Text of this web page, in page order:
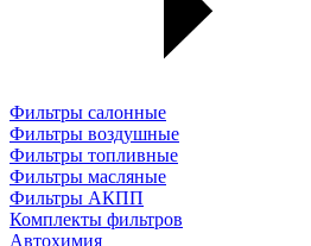
Фильтры салонные
Фильтры воздушные
Фильтры топливные
Фильтры масляные
Фильтры АКПП
Комплекты фильтров
Автохимия